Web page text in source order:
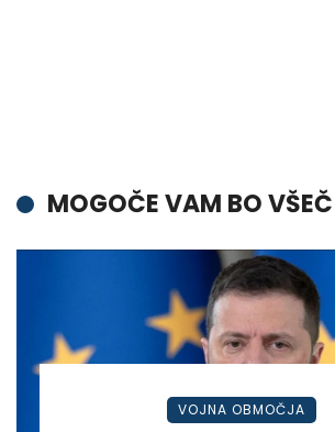
MOGOČE VAM BO VŠEČ
VOJNA OBMOČJA